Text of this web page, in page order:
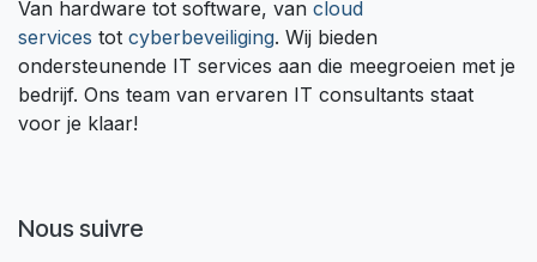
Van hardware tot software, van cloud
services tot cyberbeveiliging. Wij bieden
ondersteunende IT services aan die meegroeien met je
bedrijf. Ons team van ervaren IT consultants staat
voor je klaar!
Nous suivre